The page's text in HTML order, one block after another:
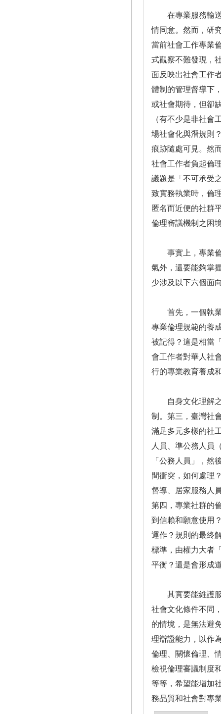
在專業服務輸送
情同意。然而，研
當前社會工作專業
式觀察不難發現，
面反映出社會工作
體制的管理督導下
或社會期待，但卻
（有不少是非社會
場社會化與潛規則
痕跡隨處可見。然
社會工作者負起倫
議題是「不可承受
致實務執業時，倫
匿名而近便的社群
倫理審議機制之困
事實上，專業倫
氣外，還要能夠掌
少涉及以下六個面
首先，一個執業
專業倫理規範的養
被記得？這是相當
會工作者對華人社
行的專業教育養成
自身文化理解之
制。第三，臺灣社
滿足多元多樣的社
人員、準公務人員
「公務人員」，然
間衝突，如何處理
督導、居家服務人
第四，專業社群的
到信賴和願意使用
運作？規則的最終
標準，由權力大者
平衡？還是會形成
其實要能維護服
社會文化條件不同
的情境，是無法避
理辯證能力，以作
倫理、關懷倫理、
檢視倫理審議制度
等等，希望能增加
務品質和社會對專